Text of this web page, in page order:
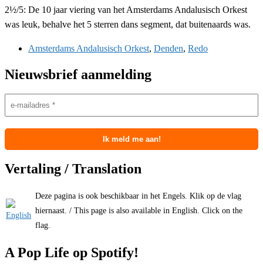
2½/5: De 10 jaar viering van het Amsterdams Andalusisch Orkest
was leuk, behalve het 5 sterren dans segment, dat buitenaards was.
Amsterdams Andalusisch Orkest, Denden, Redo
Nieuwsbrief aanmelding
Vertaling / Translation
Deze pagina is ook beschikbaar in het Engels. Klik op de vlag
hiernaast. / This page is also available in English. Click on the
flag.
A Pop Life op Spotify!